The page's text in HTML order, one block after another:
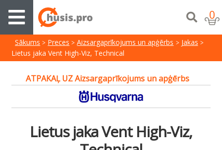
0
Sākums Preces Aizsargaprīkojums un apģērbs
Jakas
Lietus jaka Vent High-Viz, Technical
ATPAKAĻ UZ Aizsargaprīkojums un apģērbs
Lietus jaka Vent High-Viz,